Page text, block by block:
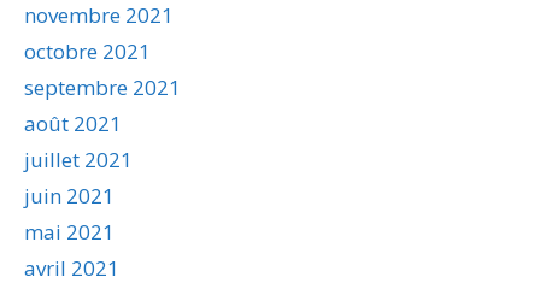
novembre 2021
octobre 2021
septembre 2021
août 2021
juillet 2021
juin 2021
mai 2021
avril 2021